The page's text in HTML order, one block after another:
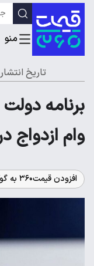
تاریخ
برنامه
وام ازدواج در
افزودن قیمت۳۶۰ به گوگل